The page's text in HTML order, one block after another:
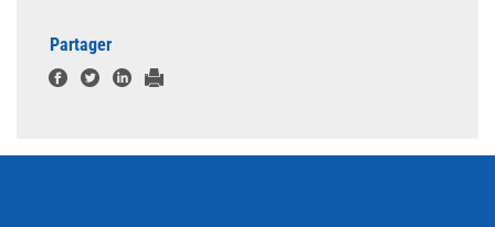
Partager